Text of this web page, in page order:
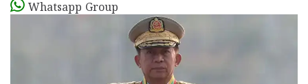
Whatsapp Group